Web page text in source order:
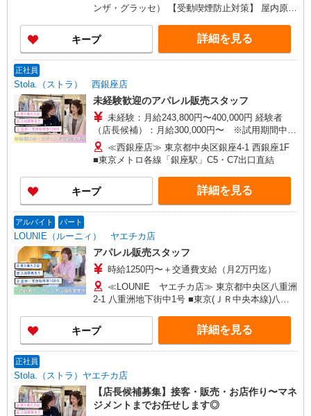
ンター店／イオン大高SC店 なんばCITY店／天王
宮ガーデンズ店 ルクアイーレ大阪店／岡山一番街
店／ミナモア広島店／博多阪急店／天神ソラリア
プラザ店 ▽他、詳しくは備考をご参照ください。
験2年、アパレル経験あり)
ンザ・グラッセ） 【受動喫煙防止対策】 屋内原則
キープ 詳細を見る
正社員
Stola.（ストラ） 西銀座店
未経験歓迎のアパレル販売スタッフ
未経験：月給243,800円〜400,000円 経験者
（店長候補）：月給300,000円〜 ※試用期間中は
270,000円〜 ★固定残業手当：30,800円（月給に
含む） ※経験・能力考慮 ※固定残業時間は1ヶ月
あたり20時間、超過時は追加で残業手当支給 ※月
3万円まで交通費支給 ※試用期間（2〜3ヶ月）も
同条件 【手当】固定残業手当／資格手当／店舗職
制手当／住宅手当（実家外かつ賃貸の場合のみ別
当の種類はエリアにより異なります。詳細は面接
時にお尋ねください。 ＼入社３大特典キャンペー
ン実施中！／※詳細は備考欄にて
≪西銀座店≫ 東京都中央区銀座4-1 西銀座1F
■東京メトロ各線「銀座駅」C5・C7出口直結
キープ 詳細を見る
アルバイト パート
LOUNIE（ルーニィ） ヤエチカ店
アパレル販売スタッフ
時給1250円〜＋交通費支給（月2万円迄）
≪LOUNIE ヤエチカ店≫ 東京都中央区八重洲
2-1 八重洲地下街中1号 ■東京(ＪＲ中央本線)八重
央口(約2分) ■東京(ＪＲ東北新幹線)八重洲中央口
(約2分)
キープ 詳細を見る
正社員
Stola.（ストラ）ヤエチカ店
【店長候補募集】接客・販売・お店作り〜マネ
ジメントまでお任せします◎